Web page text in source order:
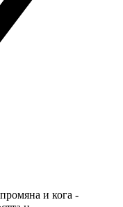
и кога -